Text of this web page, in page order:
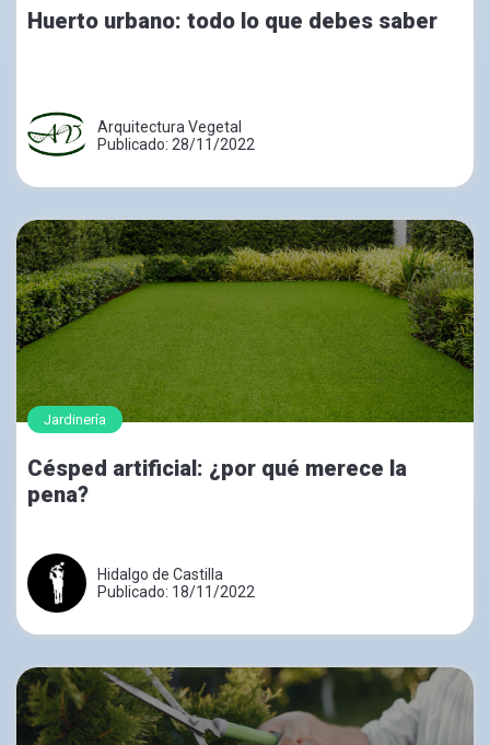
Huerto urbano: todo lo que debes saber
Arquitectura Vegetal
Publicado: 28/11/2022
Jardinería
Césped artificial: ¿por qué merece la
pena?
Hidalgo de Castilla
Publicado: 18/11/2022